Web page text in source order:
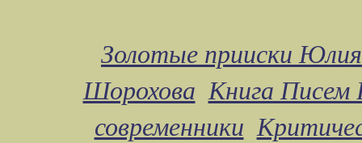
Золотые прииски
Шорохова Книга Писем
современники